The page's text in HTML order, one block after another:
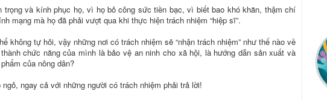
trọng và kính phục họ, vì họ bỏ công sức tiền bạc, vì biết bao khó khăn, thậm chí
mạng mà họ đã phải vượt qua khi thực hiện trách nhiệm “hiệp sĩ”.
không tự hỏi, vậy những nơi có trách nhiệm sẽ “nhận trách nhiệm” như thế nào về
chức năng của mình là bảo vệ an ninh cho xã hội, là hướng dẫn sản xuất và
của nông dân?
ngay cả với những người có trách nhiệm phải trả lời!